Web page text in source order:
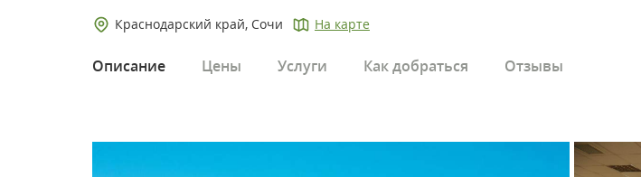
Краснодарский край, Сочи На карте
Описание Цены Услуги Как добраться Отзывы